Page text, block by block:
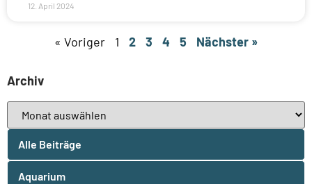
12. April 2024
« Voriger 1 2 3 4 5 Nächster »
Archiv
Alle Beiträge
Aquarium